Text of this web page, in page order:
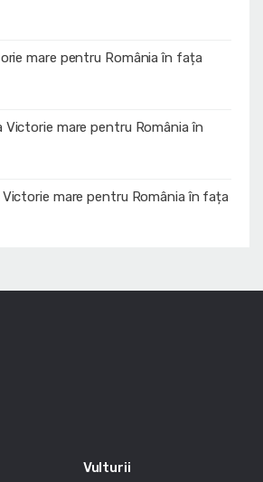
mare pentru România în fața
Victorie mare pentru România în
Victorie mare pentru România în fața
Vulturii